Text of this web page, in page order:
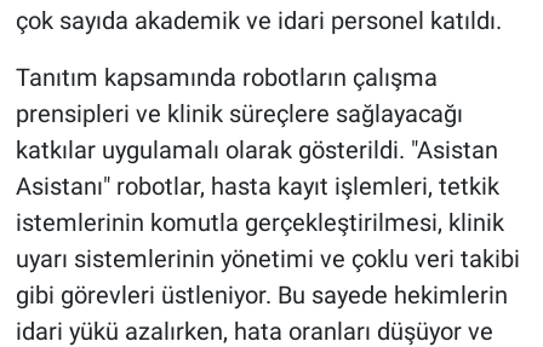
çok sayıda akademik ve idari personel katıldı.
Tanıtım kapsamında robotların çalışma
prensipleri ve klinik süreçlere sağlayacağı
katkılar uygulamalı olarak gösterildi. "Asistan
Asistanı" robotlar, hasta kayıt işlemleri, tetkik
istemlerinin komutla gerçekleştirilmesi, klinik
uyarı sistemlerinin yönetimi ve çoklu veri takibi
gibi görevleri üstleniyor. Bu sayede hekimlerin
idari yükü azalırken, hata oranları düşüyor ve